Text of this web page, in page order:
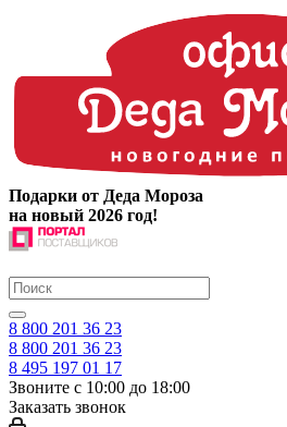
Подарки от Деда Мороза
на новый 2026 год!
8 800 201 36 23
8 800 201 36 23
8 495 197 01 17
Звоните с 10:00 до 18:00
Заказать звонок